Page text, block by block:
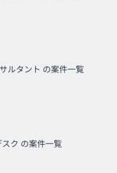
ルタント の案件一覧
ク の案件一覧